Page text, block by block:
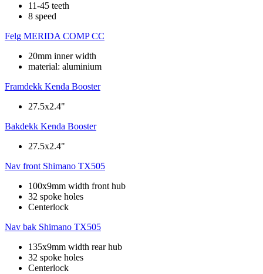
11-45 teeth
8 speed
Felg MERIDA COMP CC
20mm inner width
material: aluminium
Framdekk Kenda Booster
27.5x2.4"
Bakdekk Kenda Booster
27.5x2.4"
Nav front Shimano TX505
100x9mm width front hub
32 spoke holes
Centerlock
Nav bak Shimano TX505
135x9mm width rear hub
32 spoke holes
Centerlock